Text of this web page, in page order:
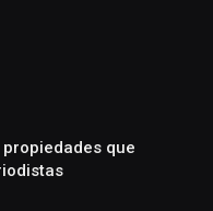
que